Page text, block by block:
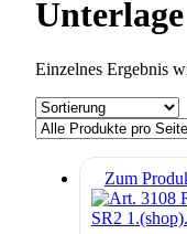
Unterlage
Einzelnes Ergebnis
Zum